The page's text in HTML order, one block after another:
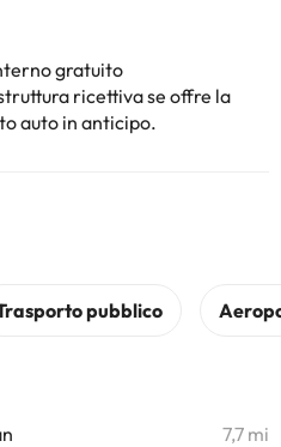
gratuito
ricettiva se offre la
auto in anticipo.
7,7 mi